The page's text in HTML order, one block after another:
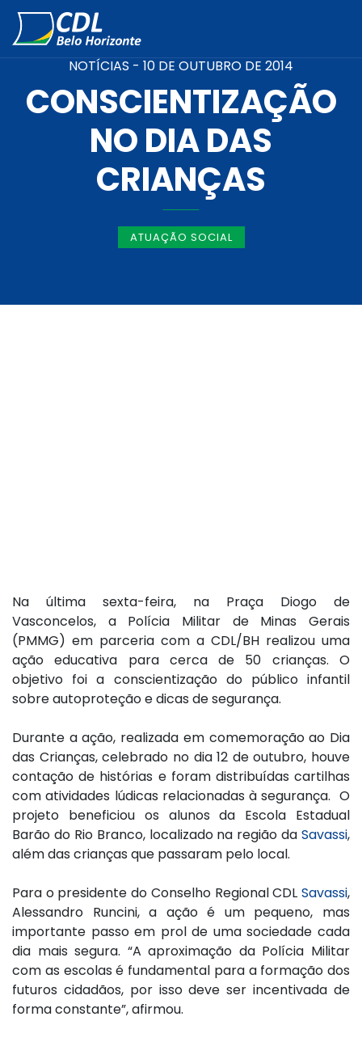
NOTÍCIAS - 10 DE OUTUBRO DE 2014
CONSCIENTIZAÇÃO
NO DIA DAS
CRIANÇAS
ATUAÇÃO SOCIAL
Na última sexta-feira, na Praça Diogo de
Vasconcelos, a Polícia Militar de Minas Gerais
(PMMG) em parceria com a CDL/BH realizou uma
ação educativa para cerca de 50 crianças. O
objetivo foi a conscientização do público infantil
sobre autoproteção e dicas de segurança.
Durante a ação, realizada em comemoração ao Dia
das Crianças, celebrado no dia 12 de outubro, houve
contação de histórias e foram distribuídas cartilhas
com atividades lúdicas relacionadas à segurança. O
projeto beneficiou os alunos da Escola Estadual
Barão do Rio Branco, localizado na região da Savassi,
além das crianças que passaram pelo local.
Para o presidente do Conselho Regional CDL Savassi,
Alessandro Runcini, a ação é um pequeno, mas
importante passo em prol de uma sociedade cada
dia mais segura. “A aproximação da Polícia Militar
com as escolas é fundamental para a formação dos
futuros cidadãos, por isso deve ser incentivada de
forma constante”, afirmou.